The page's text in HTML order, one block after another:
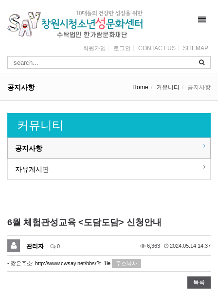
회원가입 로그인 CONTACT US SITEMAP
공지사항 Home 커뮤니티 공지사항
커뮤니티
공지사항
자유게시판
6월 체험관성교육 <도담도담> 신청안내
관리자 0 6,363 2024.05.14 14:37
- 짧은주소: http://www.cwsay.net/bbs/?t=1le 주소복사
목록